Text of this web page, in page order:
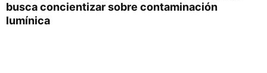
busca concientizar sobre contaminación
lumínica